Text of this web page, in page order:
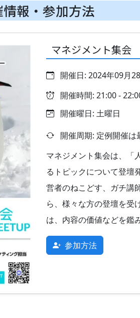
報・参加方法
マネジメント集会
開催日: 2024年09月
開催時間: 21:00 -
開催曜日: 土曜日
開催周期: 定例開催
マネジメント集会は、「
るトピックについて登壇
営者のねこどす、ガチ講
ら、様々な方の登壇を受
は、内容の価値などを鑑
参加方法